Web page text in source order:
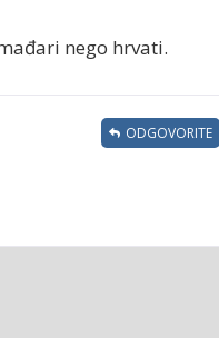
nego hrvati.
ODGOVORITE